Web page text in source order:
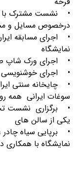
• نشست مشترک با
درخصوص مسایل و
• اجرای مسابقه
نمایشگاه
• اجرای ورک شاپ
• اجرای خوشنویسی
• چایخانه سنتی
سوغات ایرانی همه
• برگزاری نشست
یکی از سالن های
• برپایی سیاه چادر
نمایشگاه با